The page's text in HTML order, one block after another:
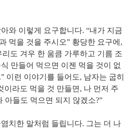
와 이렇게 요구합니다. “내가 지금
먹을 것을 주시오” 황당한 요구에,
도 겨우 한 움큼 가루하고 기름 조
만들어 먹으면 이젠 먹을 것이 없
이런 이야기를 들어도, 남자는 굽히
이라도 먹을 것 만들면, 나 먼저 주
아들도 먹으면 되지 않겠소?”
치한 말처럼 들립니다. 그는 더 나